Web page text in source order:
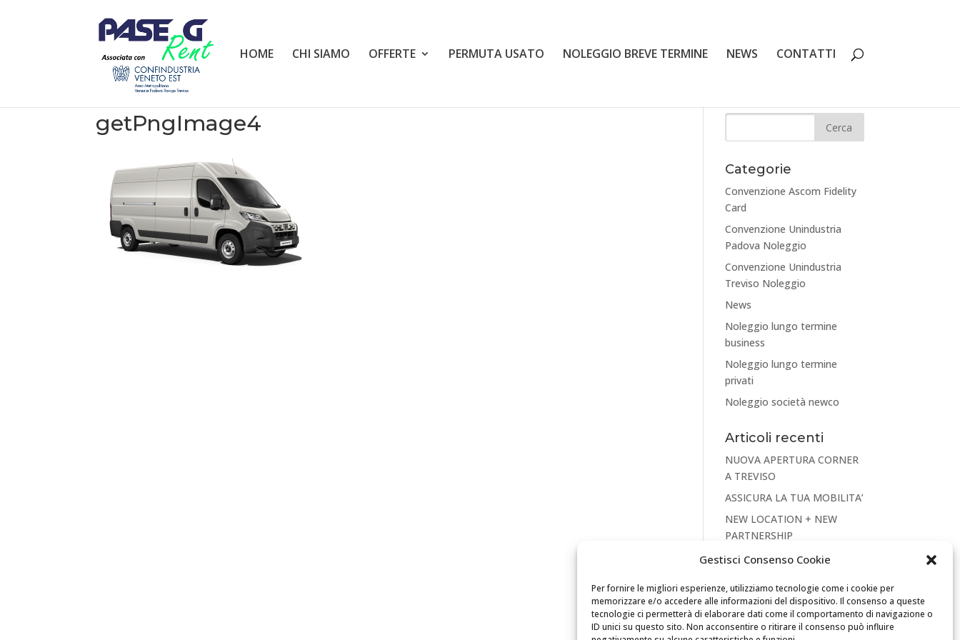
Gestisci Consenso Cookie
Per fornire le migliori esperienze, utilizziamo tecnologie come i cookie per
memorizzare e/o accedere alle informazioni del dispositivo. Il consenso a queste
tecnologie ci permetterà di elaborare dati come il comportamento di navigazione o
ID unici su questo sito. Non acconsentire o ritirare il consenso può influire
HOME CHI SIAMO OFFERTE PERMUTA USATO NOLEGGIO BREVE TERMINE NEWS CONTATTI
getPngImage4
Categorie
Convenzione Ascom Fidelity
Card
Convenzione Unindustria
Padova Noleggio
Convenzione Unindustria
Treviso Noleggio
News
Noleggio lungo termine
business
Noleggio lungo termine
privati
Noleggio società newco
Articoli recenti
NUOVA APERTURA CORNER
A TREVISO
ASSICURA LA TUA MOBILITA’
NEW LOCATION + NEW
PARTNERSHIP
Convenzione Soci di
TREVISO VENEZIA ROVIGO
Il tuo Partner per Soluzioni di
Mobilità